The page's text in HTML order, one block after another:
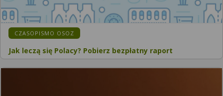
CZASOPISMO OSOZ
Jak leczą się Polacy? Pobierz bezpłatny raport